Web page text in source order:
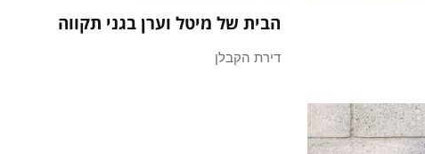
הבית של מיטל וערן בגני תקווה
דירת הקבלן